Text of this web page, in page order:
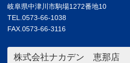
岐阜県中津川市駒場1272番地10
TEL.0573-66-1038
FAX.0573-66-3116
株式会社ナカデン 恵那店